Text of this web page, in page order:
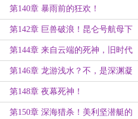
注！
第140章 暴雨前的狂欢！
第142章 巨兽破浪！昆仑号航母下
水！
第144章 来自云端的死神，旧时代
海权的崩溃！
第146章 龙游浅水？不，是深渊凝
视！
第148章 夜幕死神！
第150章 深海猎杀！美利坚潜艇的